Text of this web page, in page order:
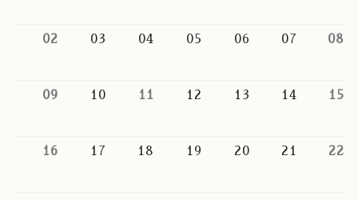
02 03 04 05 06 07 08
09 10 11 12 13 14 15
16 17 18 19 20 21 22